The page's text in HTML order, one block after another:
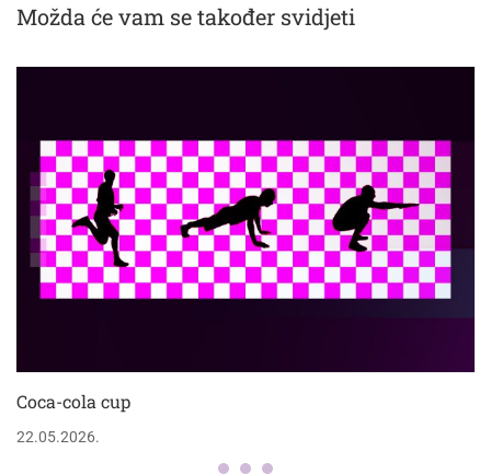
Možda će vam se također svidjeti
Coca-cola cup
22.05.2026.